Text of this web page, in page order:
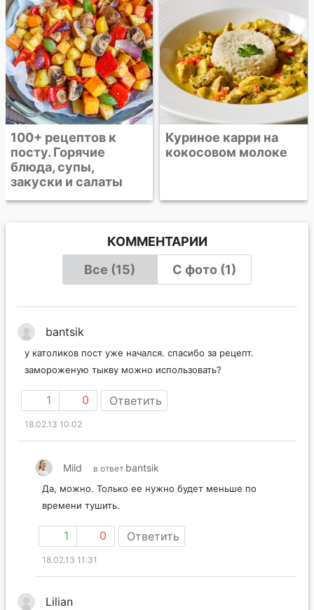
Куриное карри на
кокосовом молоке
КОММЕНТАРИИ
Все (15)
С фото (1)
bantsik
у католиков пост уже начался. спасибо за рецепт.
замороженую тыкву можно использовать?
1 0 Ответить
18.02.13 10:02
Mild в ответ bantsik
Да, можно. Только ее нужно будет меньше по
времени тушить.
1 0 Ответить
18.02.13 11:31
Lilian